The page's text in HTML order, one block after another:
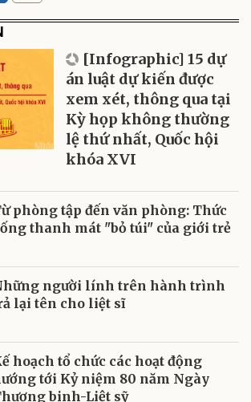
[Infographic] 15 dự
án luật dự kiến được
xem xét, thông qua tại
Kỳ họp không thường
lệ thứ nhất, Quốc hội
khóa XVI
phòng tập đến văn phòng: Thức
thanh mát "bỏ túi" của giới trẻ
người lính trên hành trình
lại tên cho liệt sĩ
hoạch tổ chức các hoạt động
tới Kỷ niệm 80 năm Ngày
binh-Liệt sỹ